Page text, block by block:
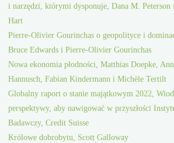
i narzędzi, którymi dysponuje, Dana M. Peterson
Hart
Pierre-Olivier Gourinchas o geopolityce i
Bruce Edwards i Pierre-Olivier Gourinchas
Nowa ekonomia płodności, Matthias Doepke,
Hannusch, Fabian Kindermann i Michèle Tertilt
Globalny raport o stanie majątkowym 2022,
perspektywy, aby nawigować w przyszłości
Badawczy, Credit Suisse
Królowe dobrobytu, Scott Galloway